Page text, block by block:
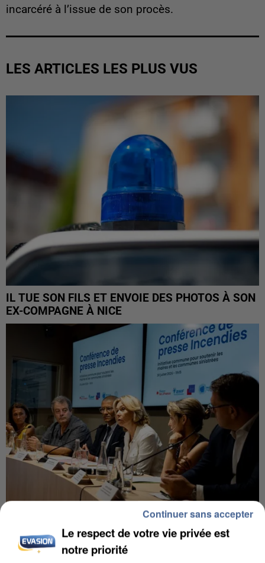
incarcéré à l’issue de son procès.
LES ARTICLES LES PLUS VUS
IL TUE SON FILS ET ENVOIE DES PHOTOS À SON
EX-COMPAGNE À NICE
INCENDIES : L’ÎLE-DE-FRANCE LANCE UN ÉLAN
DE SOLIDARITÉ AVEC LES...
Le respect de votre vie privée est
notre priorité
Continuer sans accepter